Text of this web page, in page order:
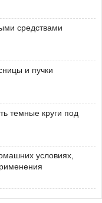
средствами
и пучки
темные круги под
условиях,